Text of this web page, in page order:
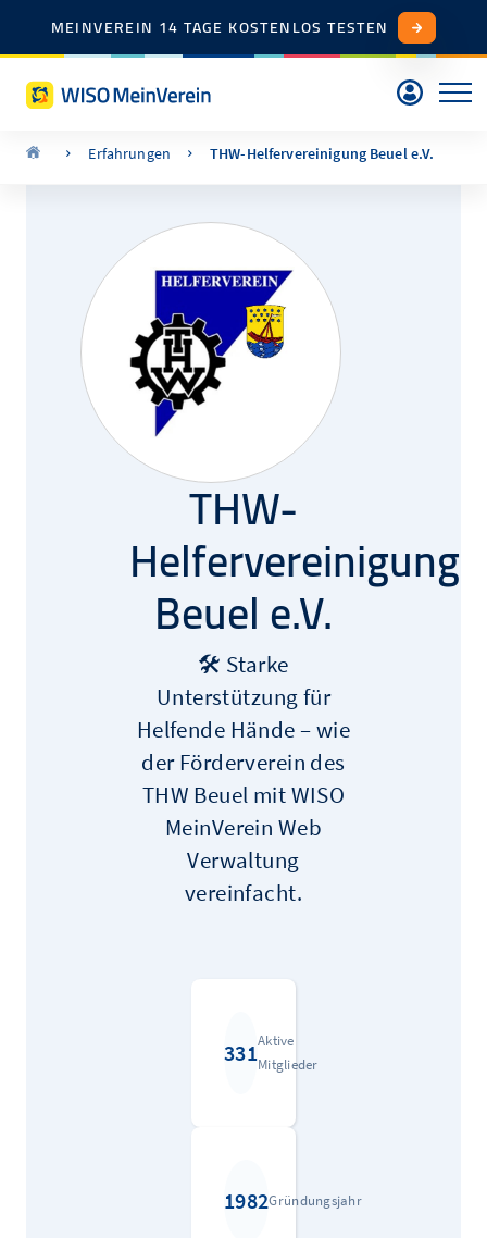
MEINVEREIN 14 TAGE KOSTENLOS TESTEN
Erfahrungen THW-Helfervereinigung Beuel e.V.
THW-
Helfervereinigung
Beuel e.V.
🛠️ Starke
Unterstützung für
Helfende Hände – wie
der Förderverein des
THW Beuel mit WISO
MeinVerein Web
Verwaltung
vereinfacht.
331Aktive
Mitglieder
1982Gründungsjahr